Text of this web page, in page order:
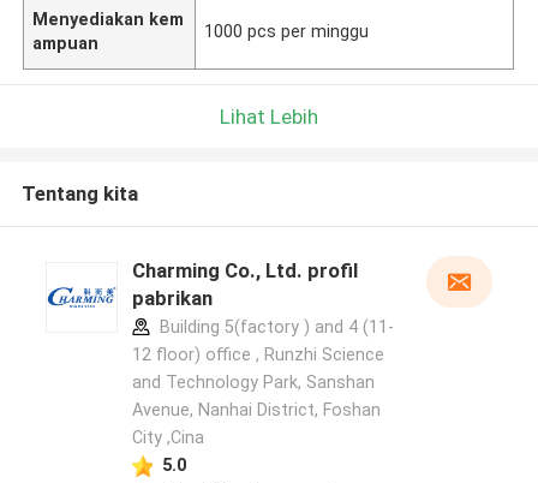
Menyediakan kem
ampuan
1000 pcs per minggu
Lihat Lebih
Tentang kita
Charming Co., Ltd. profil
pabrikan
Building 5(factory ) and 4 (11-
12 floor) office , Runzhi Science
and Technology Park, Sanshan
Avenue, Nanhai District, Foshan
City ,Cina
5.0